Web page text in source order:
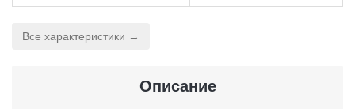
Все характеристики →
Описание